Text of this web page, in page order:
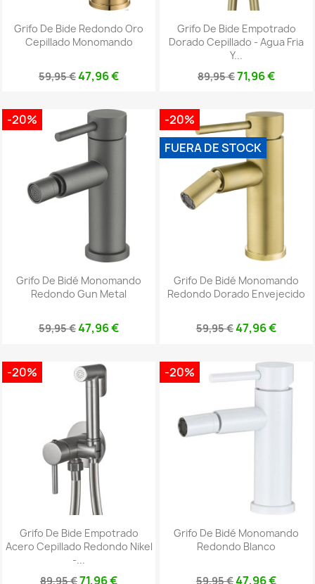
Grifo De Bide Redondo Oro
Cepillado Monomando
59,95 €47,96 €
Grifo De Bide Empotrado
Dorado Cepillado - Agua Fria
Y...
89,95 €71,96 €
Grifo De Bidé Monomando
Redondo Gun Metal
59,95 €47,96 €
-20%
Grifo De Bidé Monomando
Redondo Dorado Envejecido
59,95 €47,96 €
-20%
FUERA DE STOCK
Grifo De Bide Empotrado
Acero Cepillado Redondo Nikel
-...
89,95 €71,96 €
-20%
Grifo De Bidé Monomando
Redondo Blanco
59,95 €47,96 €
-20%